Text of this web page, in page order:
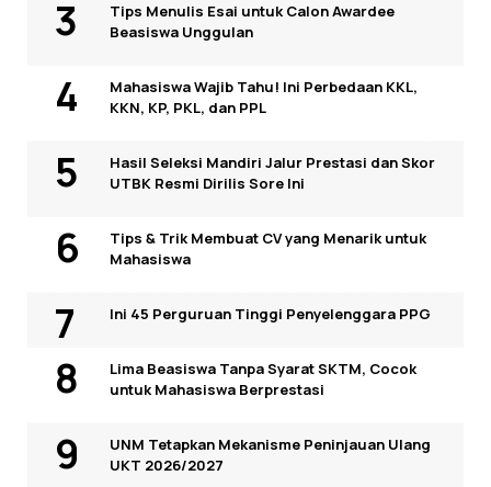
Tips Menulis Esai untuk Calon Awardee
Beasiswa Unggulan
Mahasiswa Wajib Tahu! Ini Perbedaan KKL,
KKN, KP, PKL, dan PPL
Hasil Seleksi Mandiri Jalur Prestasi dan Skor
UTBK Resmi Dirilis Sore Ini
Tips & Trik Membuat CV yang Menarik untuk
Mahasiswa
Ini 45 Perguruan Tinggi Penyelenggara PPG
Lima Beasiswa Tanpa Syarat SKTM, Cocok
untuk Mahasiswa Berprestasi
UNM Tetapkan Mekanisme Peninjauan Ulang
UKT 2026/2027